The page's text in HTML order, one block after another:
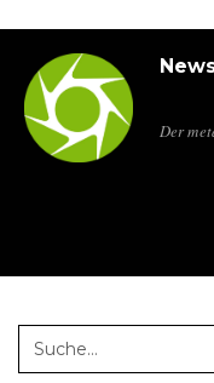
Der